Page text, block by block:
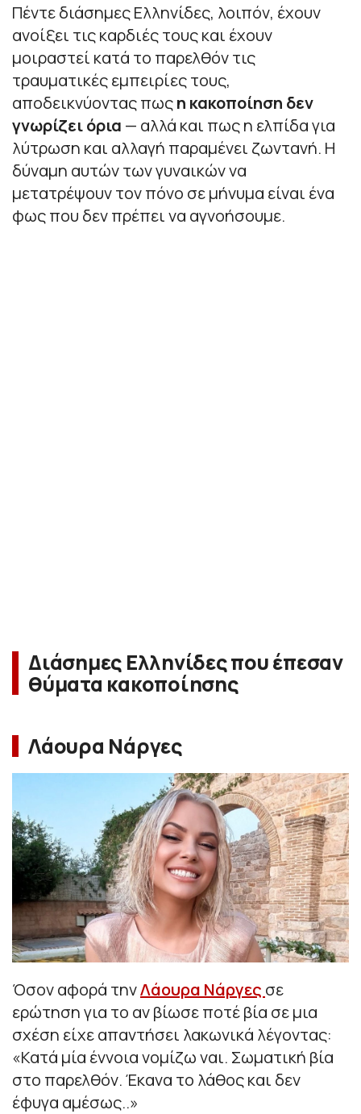
Πέντε διάσημες Ελληνίδες, λοιπόν, έχουν
ανοίξει τις καρδιές τους και έχουν
μοιραστεί κατά το παρελθόν τις
τραυματικές εμπειρίες τους,
αποδεικνύοντας πωςη κακοποίηση δεν
γνωρίζει όρια — αλλά και πως η ελπίδα για
λύτρωση και αλλαγή παραμένει ζωντανή. Η
δύναμη αυτών των γυναικών να
μετατρέψουν τον πόνο σε μήνυμα είναι ένα
φως που δεν πρέπει να αγνοήσουμε.
Διάσημες Ελληνίδες που έπεσαν
θύματα κακοποίησης
Λάουρα Νάργες
Όσον αφορά τηνΛάουρα Νάργες σε
ερώτηση για το αν βίωσε ποτέ βία σε μια
σχέση είχε απαντήσει λακωνικά λέγοντας:
«Κατά μία έννοια νομίζω ναι. Σωματική βία
στο παρελθόν. Έκανα το λάθος και δεν
έφυγα αμέσως..»